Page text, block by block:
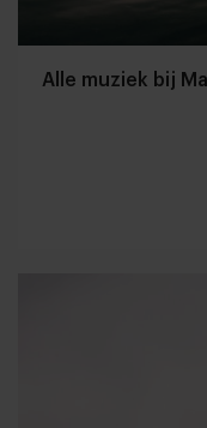
Alle muziek bij